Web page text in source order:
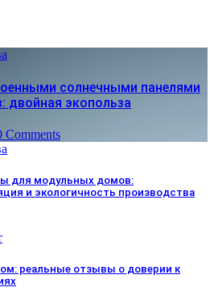
солнечными панелями
экопольза
Comments
для модульных домов:
и экологичность производства
реальные отзывы о доверии к